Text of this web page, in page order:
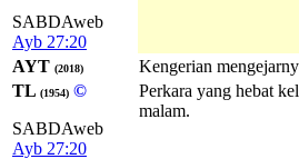
SABDAweb
Ayb 27:20
AYT (2018)
Kengerian
TL (1954) ©
SABDAweb
Ayb 27:20
Perkara yang hebat
malam.